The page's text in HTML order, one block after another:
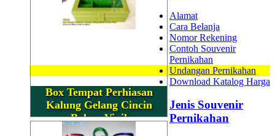
Box Tempat Perhiasan
Kalung Gelang Cincin
Bahan Vinil
Alamat
Cara Belanja
Nomor Rekening
Contoh Souvenir
Pernikahan
Undangan Pernikahan
Download Katalog Harga
Jenis Souvenir
Pernikahan